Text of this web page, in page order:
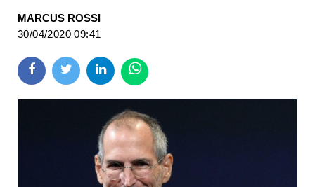
MARCUS ROSSI
30/04/2020 09:41